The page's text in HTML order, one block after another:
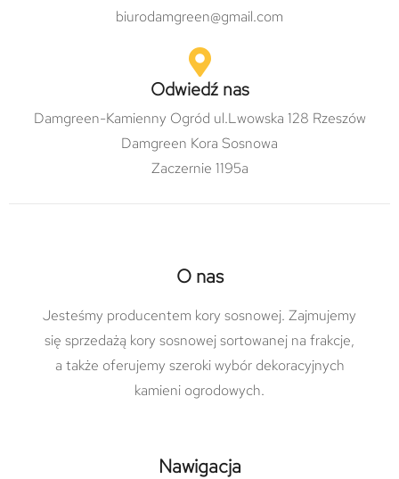
biurodamgreen@gmail.com
Odwiedź nas
Damgreen-Kamienny Ogród ul.Lwowska 128 Rzeszów
Damgreen Kora Sosnowa
Zaczernie 1195a
O nas
Jesteśmy producentem kory sosnowej. Zajmujemy
się sprzedażą kory sosnowej sortowanej na frakcje,
a także oferujemy szeroki wybór dekoracyjnych
kamieni ogrodowych.
Nawigacja